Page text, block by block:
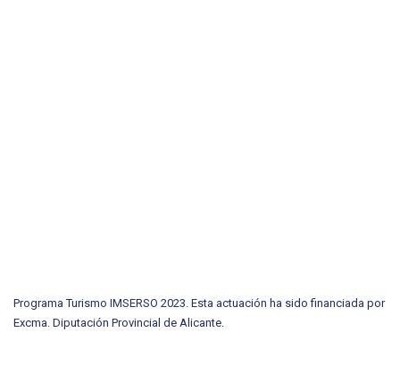
Programa Turismo IMSERSO 2023. Esta actuación ha sido financiada por
Excma. Diputación Provincial de Alicante.